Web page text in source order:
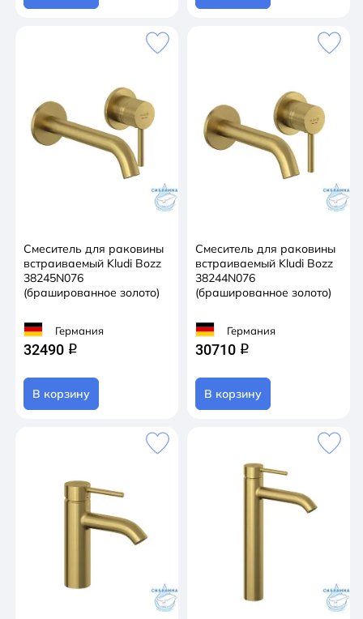
Смеситель для раковины
встраиваемый Kludi Bozz
38245N076
(брашированное золото)
Германия
32490 q
В корзину
Смеситель для раковины
встраиваемый Kludi Bozz
38244N076
(брашированное золото)
Германия
30710 q
В корзину